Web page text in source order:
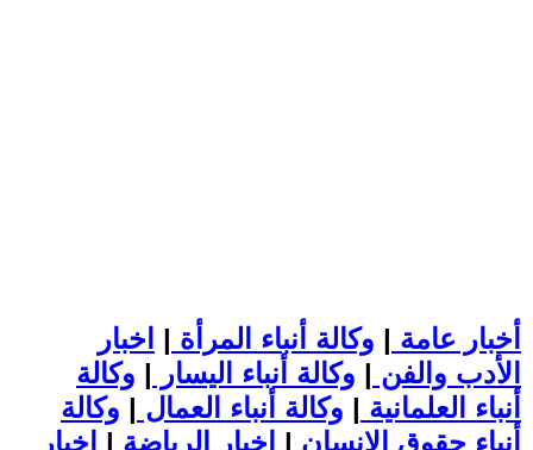
أخبار عامة | وكالة أنباء المرأة | اخبار
الأدب والفن | وكالة أنباء اليسار | وكالة
أنباء العلمانية | وكالة أنباء العمال | وكالة
أنباء حقوق الإنسان | اخبار الرياضة | اخبار